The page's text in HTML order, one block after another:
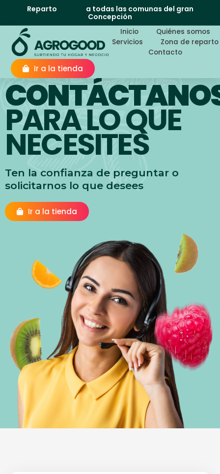
Reparto
a todas las comunas del gran
Concepción
Inicio
Quiénes somos
Servicios
Zona de reparto
Contacto
Ir a la tienda
PARA LO QUE
NECESITES
Ten la confianza de preguntar o
solicitarnos lo que desees
Ir a la tienda